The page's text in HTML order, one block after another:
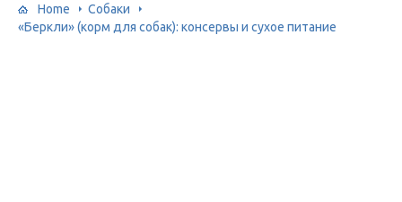
Home
Собаки
«Беркли» (корм для собак): консервы и сухое питание